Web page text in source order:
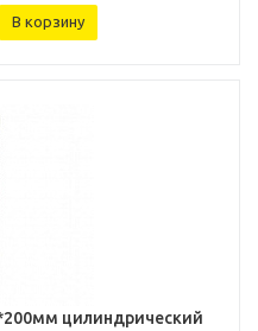
В корзину
цилиндрический